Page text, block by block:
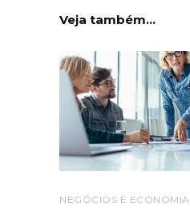
Veja também...
NEGÓCIOS E ECONOMIA